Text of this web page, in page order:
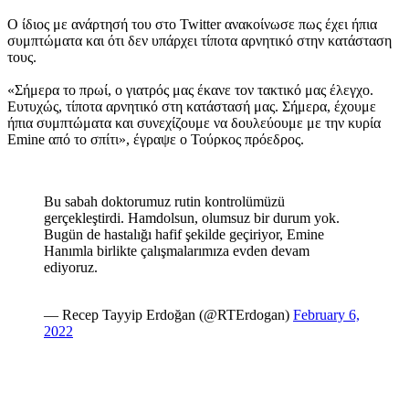
Ο ίδιος με ανάρτησή του στο Twitter ανακοίνωσε πως έχει ήπια
συμπτώματα και ότι δεν υπάρχει τίποτα αρνητικό στην κατάσταση
τους.
«Σήμερα το πρωί, ο γιατρός μας έκανε τον τακτικό μας έλεγχο.
Ευτυχώς, τίποτα αρνητικό στη κατάστασή μας. Σήμερα, έχουμε
ήπια συμπτώματα και συνεχίζουμε να δουλεύουμε με την κυρία
Emine από το σπίτι», έγραψε ο Τούρκος πρόεδρος.
Bu sabah doktorumuz rutin kontrolümüzü
gerçekleştirdi. Hamdolsun, olumsuz bir durum yok.
Bugün de hastalığı hafif şekilde geçiriyor, Emine
Hanımla birlikte çalışmalarımıza evden devam
ediyoruz.
— Recep Tayyip Erdoğan (@RTErdogan) February 6,
2022